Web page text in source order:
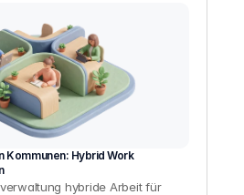
Kommunen: Hybrid Work
hybride Arbeit für